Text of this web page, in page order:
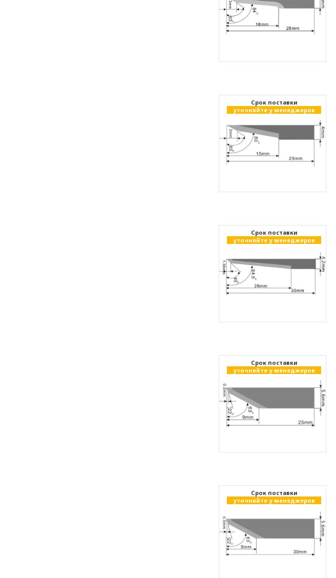
Cрок поставки
уточняйте у менеджеров
Cрок поставки
уточняйте у менеджеров
Cрок поставки
уточняйте у менеджеров
Cрок поставки
уточняйте у менеджеров